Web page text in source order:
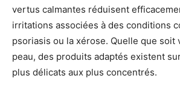
vertus calmantes réduisent
irritations associées à des conditions
psoriasis ou la xérose. Quelle que soit
peau, des produits adaptés existent
plus délicats aux plus concentrés.